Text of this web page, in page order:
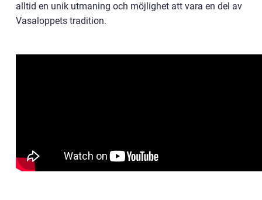
alltid en unik utmaning och möjlighet att vara en del av
Vasaloppets tradition.